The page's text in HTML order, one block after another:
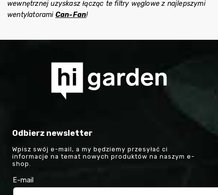
wewnętrznej uzyskasz łącząc te filtry węglowe z najlepszymi
wentylatorami Can-Fan!
Odbierz newsletter
Wpisz swój e-mail, a my będziemy przesyłać ci
informacje na temat nowych produktów na naszym e-
shop.
E-mail